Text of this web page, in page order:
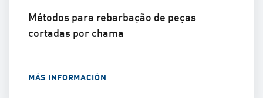
Métodos para rebarbação de peças
cortadas por chama
MÁS INFORMACIÓN